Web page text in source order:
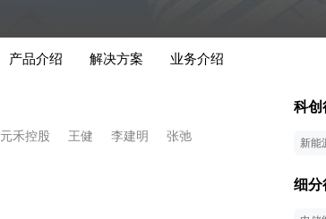
产品介绍 解决方案 业务介绍
元禾控股 王健 李建明 张弛
科创
新能
细分